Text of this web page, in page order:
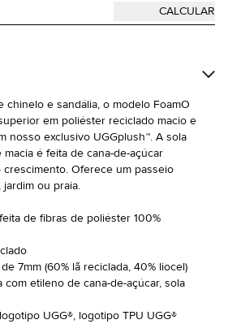
chinelo e sandália, o modelo FoamO
em poliéster reciclado macio e
nosso exclusivo UGGplush™. A sola
é feita de cana-de-açúcar
Oferece um passeio
jardim ou praia.
de fibras de poliéster 100%
7mm (60% lã reciclada, 40% liocel)
com etileno de cana-de-açúcar, sola
UGG®, logotipo TPU UGG®